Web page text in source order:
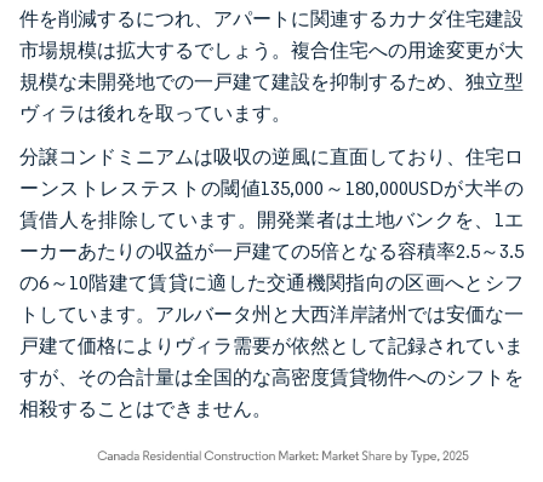
件を削減するにつれ、アパートに関連するカナダ住宅建設
市場規模は拡大するでしょう。複合住宅への用途変更が大
規模な未開発地での一戸建て建設を抑制するため、独立型
ヴィラは後れを取っています。
分譲コンドミニアムは吸収の逆風に直面しており、住宅ロ
ーンストレステストの閾値135,000～180,000USDが大半の
賃借人を排除しています。開発業者は土地バンクを、1エ
ーカーあたりの収益が一戸建ての5倍となる容積率2.5～3.5
の6～10階建て賃貸に適した交通機関指向の区画へとシフ
トしています。アルバータ州と大西洋岸諸州では安価な一
戸建て価格によりヴィラ需要が依然として記録されていま
すが、その合計量は全国的な高密度賃貸物件へのシフトを
相殺することはできません。